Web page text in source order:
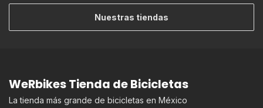
Nuestras tiendas
WeRbikes Tienda de Bicicletas
La tienda más grande de bicicletas en México